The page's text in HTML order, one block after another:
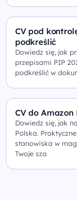
CV pod
podkreślić
Dowiedz się, jak
przepisami PIP
podkreślić w
CV do
Dowiedz się, jak
Polska.
stanowiska w
Twoje sza